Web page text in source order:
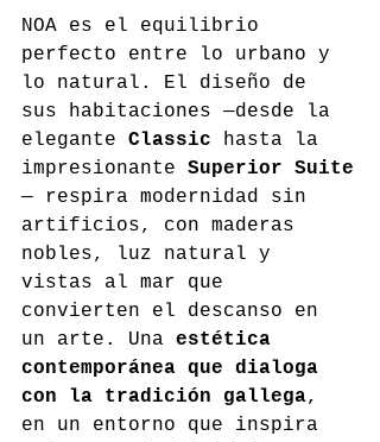
NOA es el equilibrio
perfecto entre lo urbano y
lo natural. El diseño de
sus habitaciones —desde la
elegante Classic hasta la
impresionante Superior Suite
— respira modernidad sin
artificios, con maderas
nobles, luz natural y
vistas al mar que
convierten el descanso en
un arte. Una estética
contemporánea que dialoga
con la tradición gallega,
en un entorno que inspira